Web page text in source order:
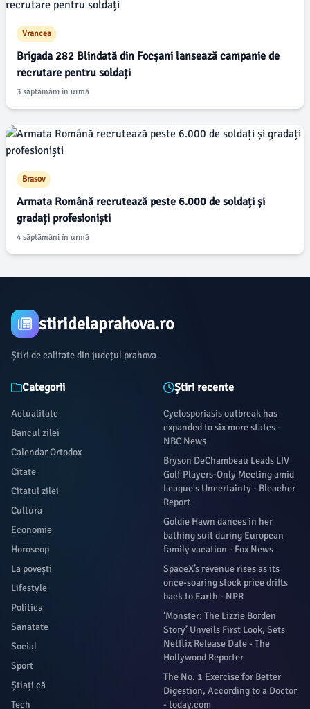
Vrancea
Brigada 282 Blindată din Focșani lansează campanie de
recrutare pentru soldați
3 săptămâni în urmă
Brasov
Armata Română recrutează peste 6.000 de soldați și
gradați profesioniști
4 săptămâni în urmă
stiridelaprahova.ro
Știri de calitate din județul prahova
Categorii
Actualitate
Bancul zilei
Calendar Ortodox
Citate
Citatul zilei
Cultura
Economie
Horoscop
La povești
Lifestyle
Politica
Sanatate
Social
Sport
Știați că
Tech
Știri recente
Cyclosporiasis outbreak has
expanded to six more states -
NBC News
Bryson DeChambeau Leads LIV
Golf Players-Only Meeting amid
League's Uncertainty - Bleacher
Report
Goldie Hawn dances in her
bathing suit during European
family vacation - Fox News
SpaceX’s revenue rises as its
once-soaring stock price drifts
back to Earth - NPR
‘Monster: The Lizzie Borden
Story’ Unveils First Look, Sets
Netflix Release Date - The
Hollywood Reporter
The No. 1 Exercise for Better
Digestion, According to a Doctor
- today.com